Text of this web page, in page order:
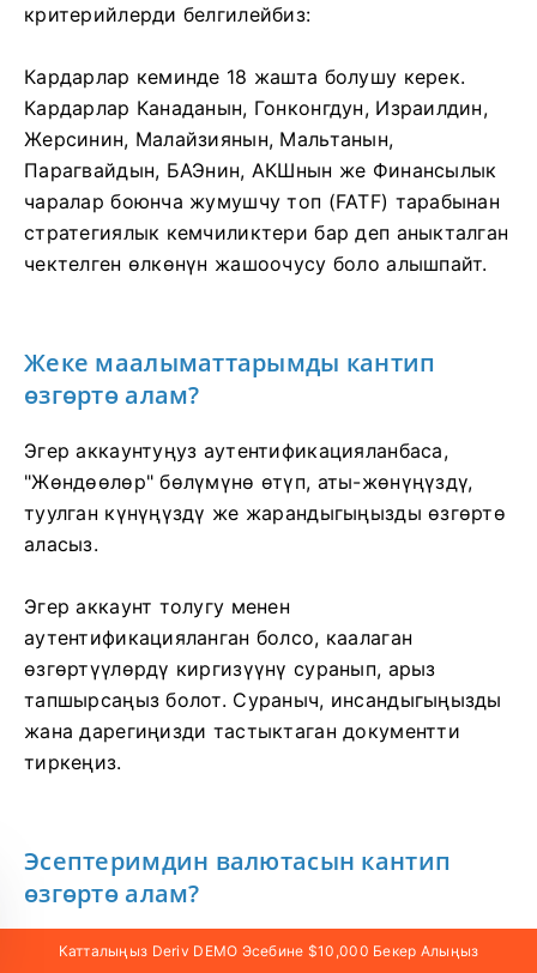
критерийлерди белгилейбиз:
Кардарлар кеминде 18 жашта болушу керек.
Кардарлар Канаданын, Гонконгдун, Израилдин,
Жерсинин, Малайзиянын, Мальтанын,
Парагвайдын, БАЭнин, АКШнын же Финансылык
чаралар боюнча жумушчу топ (FATF) тарабынан
стратегиялык кемчиликтери бар деп аныкталган
чектелген өлкөнүн жашоочусу боло алышпайт.
Жеке маалыматтарымды кантип
өзгөртө алам?
Эгер аккаунтуңуз аутентификацияланбаса,
"Жөндөөлөр" бөлүмүнө өтүп, аты-жөнүңүздү,
туулган күнүңүздү же жарандыгыңызды өзгөртө
аласыз.
Эгер аккаунт толугу менен
аутентификацияланган болсо, каалаган
өзгөртүүлөрдү киргизүүнү суранып, арыз
тапшырсаңыз болот. Сураныч, инсандыгыңызды
жана дарегиңизди тастыктаган документти
тиркеңиз.
Эсептеримдин валютасын кантип
өзгөртө алам?
Депозит салгандан же DMT5 эсебин түзгөндөн
Катталыңыз Deriv DEMO Эсебине $10,000 Бекер Алыңыз